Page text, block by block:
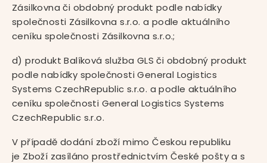
Zásilkovna či obdobný produkt podle nabídky
společnosti Zásilkovna s.r.o. a podle aktuálního
ceníku společnosti Zásilkovna s.r.o.;
d) produkt Balíková služba GLS či obdobný produkt
podle nabídky společnosti General Logistics
Systems CzechRepublic s.r.o. a podle aktuálního
ceníku společnosti General Logistics Systems
CzechRepublic s.r.o.
V případě dodání zboží mimo Českou republiku
je Zboží zasíláno prostřednictvím České pošty a s